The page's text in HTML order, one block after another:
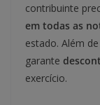
contribuinte
em todas as
estado. Além
garante
exercício.